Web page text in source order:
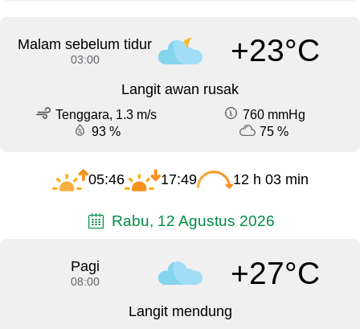
Malam sebelum tidur
03:00 +23°C
Langit awan rusak
Tenggara, 1.3 m/s
760 mmHg
93 %
75 %
05:46 17:49 12 h 03 min
Rabu, 12 Agustus 2026
Pagi
08:00 +27°C
Langit mendung